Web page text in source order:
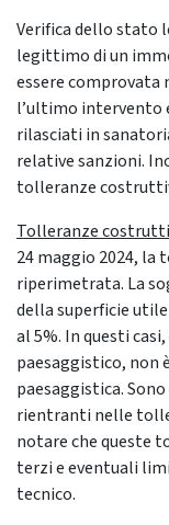
Verifica dello stato
legittimo di un
essere
l’ultimo intervento
rilasciati in
relative sanzioni.
tolleranze
Tolleranze
24 maggio 2024,
riperimetrata. La
della superficie
al 5%. In questi
paesaggistico, non
paesaggistica.
rientranti nelle
notare che queste
terzi e eventuali
tecnico.